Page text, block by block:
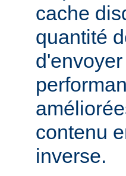
cache
quantité
contenu
inverse.